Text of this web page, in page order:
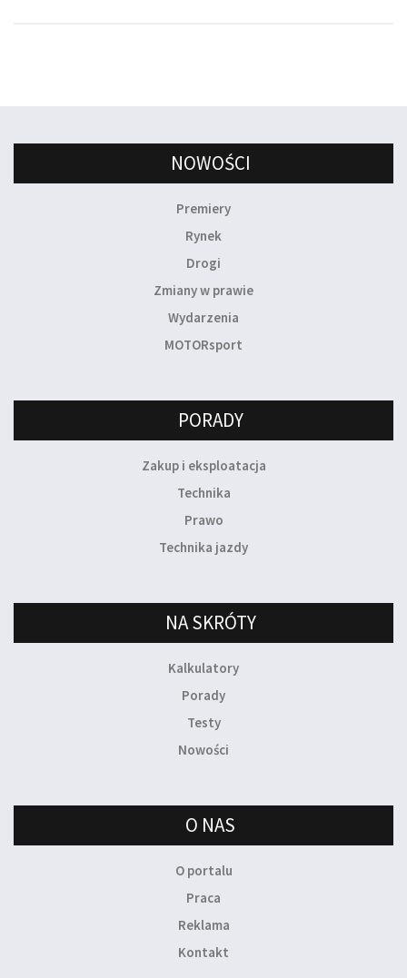
NOWOŚCI
Premiery
Rynek
Drogi
Zmiany w prawie
Wydarzenia
MOTORsport
PORADY
Zakup i eksploatacja
Technika
Prawo
Technika jazdy
NA SKRÓTY
Kalkulatory
Porady
Testy
Nowości
O NAS
O portalu
Praca
Reklama
Kontakt